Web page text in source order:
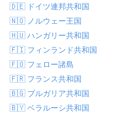
🇩🇪 ドイツ連邦共和国
🇳🇴 ノルウェー王国
🇭🇺 ハンガリー共和国
🇫🇮 フィンランド共和国
🇫🇴 フェロー諸島
🇫🇷 フランス共和国
🇧🇬 ブルガリア共和国
🇧🇾 ベラルーシ共和国